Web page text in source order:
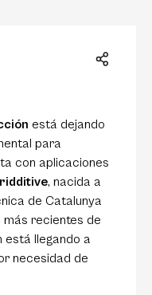
está dejando
para
con aplicaciones
, nacida a
de Catalunya
más recientes de
está llegando a
necesidad de